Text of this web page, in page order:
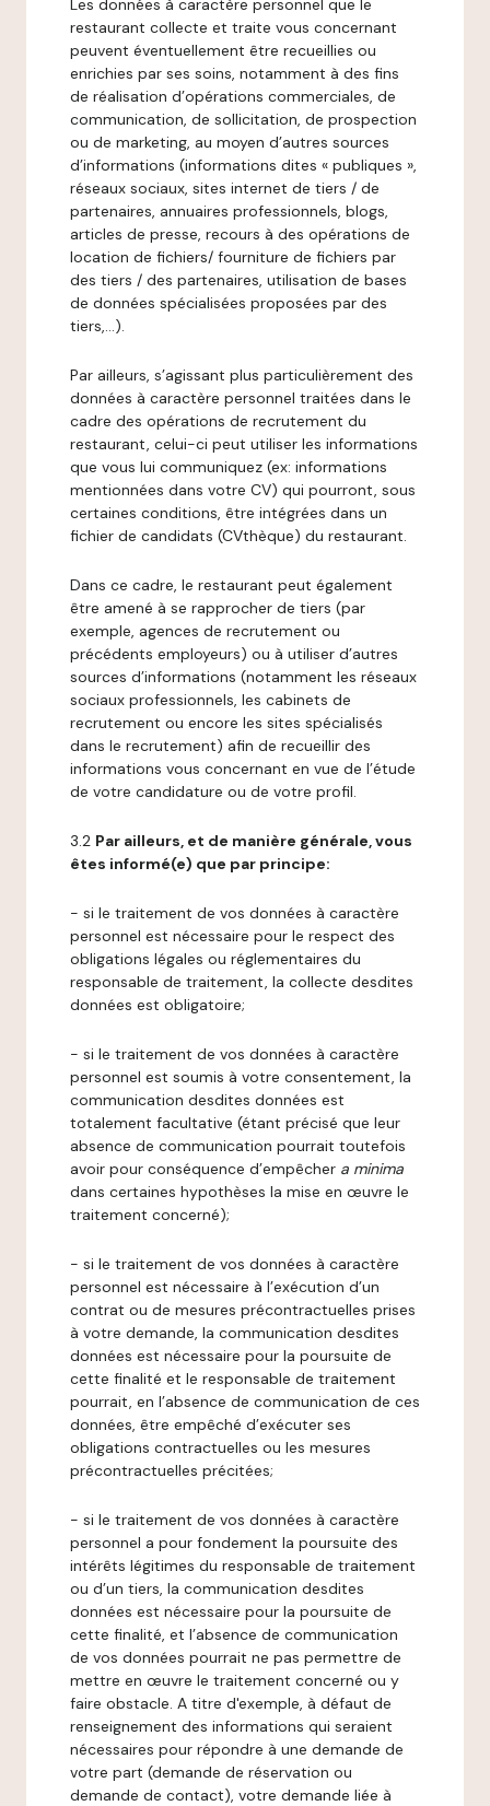
Les données à caractère personnel que le
restaurant collecte et traite vous concernant
peuvent éventuellement être recueillies ou
enrichies par ses soins, notamment à des fins
de réalisation d’opérations commerciales, de
communication, de sollicitation, de prospection
ou de marketing, au moyen d’autres sources
d’informations (informations dites « publiques »,
réseaux sociaux, sites internet de tiers / de
partenaires, annuaires professionnels, blogs,
articles de presse, recours à des opérations de
location de fichiers/ fourniture de fichiers par
des tiers / des partenaires, utilisation de bases
de données spécialisées proposées par des
tiers,…).
Par ailleurs, s’agissant plus particulièrement des
données à caractère personnel traitées dans le
cadre des opérations de recrutement du
restaurant, celui-ci peut utiliser les informations
que vous lui communiquez (ex: informations
mentionnées dans votre CV) qui pourront, sous
certaines conditions, être intégrées dans un
fichier de candidats (CVthèque) du restaurant.
Dans ce cadre, le restaurant peut également
être amené à se rapprocher de tiers (par
exemple, agences de recrutement ou
précédents employeurs) ou à utiliser d’autres
sources d’informations (notamment les réseaux
sociaux professionnels, les cabinets de
recrutement ou encore les sites spécialisés
dans le recrutement) afin de recueillir des
informations vous concernant en vue de l’étude
de votre candidature ou de votre profil.
3.2 Par ailleurs, et de manière générale, vous
êtes informé(e) que par principe:
- si le traitement de vos données à caractère
personnel est nécessaire pour le respect des
obligations légales ou réglementaires du
responsable de traitement, la collecte desdites
données est obligatoire;
- si le traitement de vos données à caractère
personnel est soumis à votre consentement, la
communication desdites données est
totalement facultative (étant précisé que leur
absence de communication pourrait toutefois
avoir pour conséquence d’empêcher a minima
dans certaines hypothèses la mise en œuvre le
traitement concerné);
- si le traitement de vos données à caractère
personnel est nécessaire à l’exécution d’un
contrat ou de mesures précontractuelles prises
à votre demande, la communication desdites
données est nécessaire pour la poursuite de
cette finalité et le responsable de traitement
pourrait, en l’absence de communication de ces
données, être empêché d’exécuter ses
obligations contractuelles ou les mesures
précontractuelles précitées;
- si le traitement de vos données à caractère
personnel a pour fondement la poursuite des
intérêts légitimes du responsable de traitement
ou d’un tiers, la communication desdites
données est nécessaire pour la poursuite de
cette finalité, et l’absence de communication
de vos données pourrait ne pas permettre de
mettre en œuvre le traitement concerné ou y
faire obstacle. A titre d'exemple, à défaut de
renseignement des informations qui seraient
nécessaires pour répondre à une demande de
votre part (demande de réservation ou
demande de contact), votre demande liée à